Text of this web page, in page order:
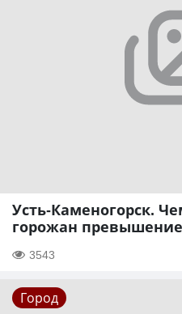
Усть-Каменогорск.
горожан
3543
Город